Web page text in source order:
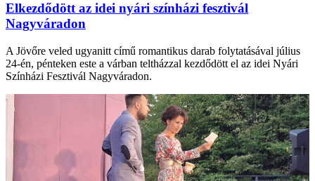
Elkezdődött az idei nyári színházi fesztivál
Nagyváradon
A Jövőre veled ugyanitt című romantikus darab folytatásával július
24-én, pénteken este a várban teltházzal kezdődött el az idei Nyári
Színházi Fesztivál Nagyváradon.